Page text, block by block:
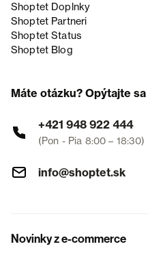
Shoptet Doplnky
Shoptet Partneri
Shoptet Status
Shoptet Blog
Máte otázku? Opýtajte
+421 948 922 444
(Pon - Pia 8:00 – 18:30)
info@shoptet.sk
Novinky z e-commerce